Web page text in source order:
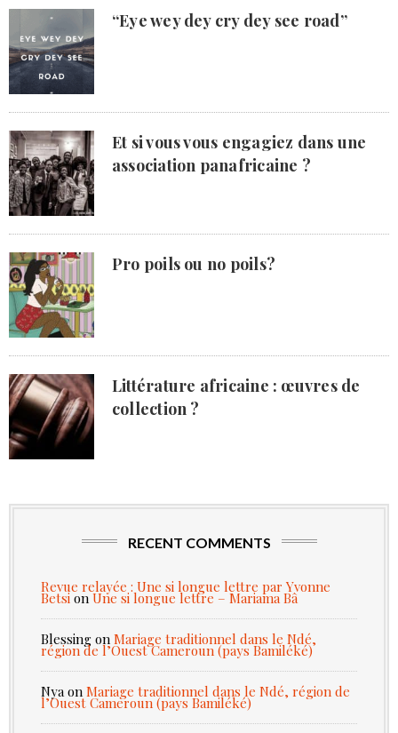
“Eye wey dey cry dey see road”
Et si vous vous engagiez dans une
association panafricaine ?
Pro poils ou no poils?
Littérature africaine : œuvres de
collection ?
RECENT COMMENTS
Revue relayée : Une si longue lettre par Yvonne
BetsionUne si longue lettre – Mariama Bâ
Blessing on Mariage traditionnel dans le Ndé,
région de l’Ouest Cameroun (pays Bamiléké)
Nya on Mariage traditionnel dans le Ndé, région de
l’Ouest Cameroun (pays Bamiléké)